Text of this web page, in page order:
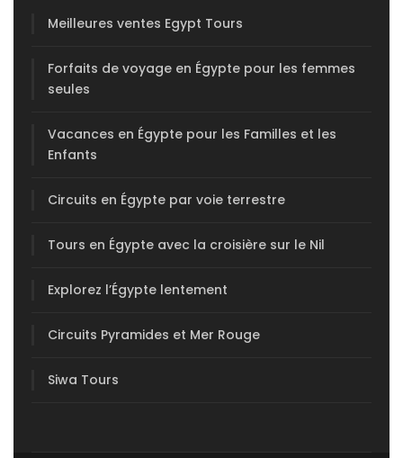
Meilleures ventes Egypt Tours
Forfaits de voyage en Égypte pour les femmes
seules
Vacances en Égypte pour les Familles et les
Enfants
Circuits en Égypte par voie terrestre
Tours en Égypte avec la croisière sur le Nil
Explorez l’Égypte lentement
Circuits Pyramides et Mer Rouge
Siwa Tours